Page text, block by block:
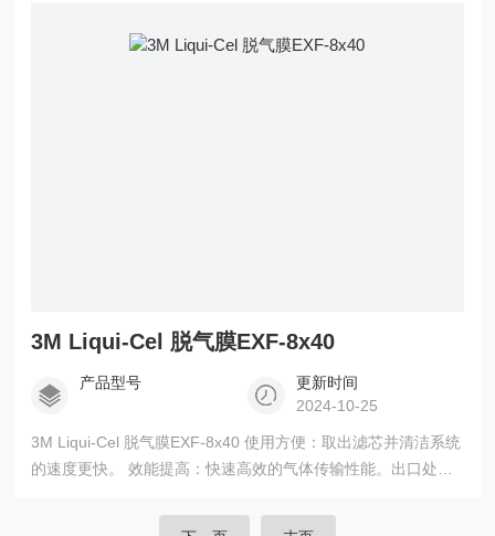
3M Liqui-Cel 脱气膜EXF-8x40
产品型号
更新时间
2024-10-25
3M Liqui-Cel 脱气膜EXF-8x40 使用方便：取出滤芯并清洁系统
的速度更快。 效能提高：快速高效的气体传输性能。出口处实
提高生产率并减少所需泵的数量。 减少额外损耗：脱气膜在不